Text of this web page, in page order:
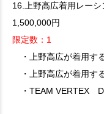
16.上野高広着用レー
1,500,000円
限定数：1
・上野高広が着用す
・上野高広が着用す
・TEAM VERTEX